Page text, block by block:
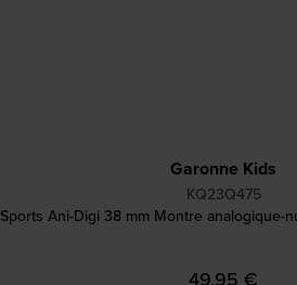
Garonne Kids
KQ23Q475
Sports Ani-Digi 38 mm Montre analogique-